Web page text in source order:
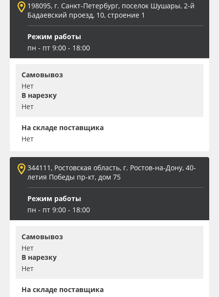
198095, г. Санкт-Петербург, поселок Шушары, 2-й
Бадаевский проезд, 10, строение 1
Режим работы
пн - пт 9:00 - 18:00
Самовывоз
Нет
В нарезку
Нет
На складе поставщика
Нет
344111, Ростовская область, г. Ростов-на-Дону, 40-
летия Победы пр-кт, дом 75
Режим работы
пн - пт 9:00 - 18:00
Самовывоз
Нет
В нарезку
Нет
На складе поставщика